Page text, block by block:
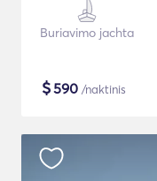
Buriavimo jachta
$590 /naktinis